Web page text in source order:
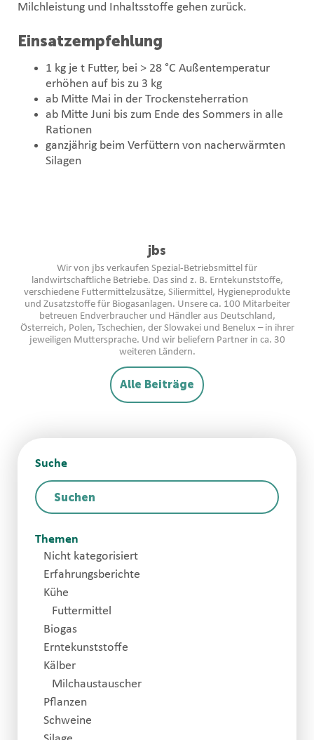
Milchleistung und Inhaltsstoffe gehen zurück.
Einsatzempfehlung
1 kg je t Futter, bei > 28 °C Außentemperatur
erhöhen auf bis zu 3 kg
ab Mitte Mai in der Trockensteherration
ab Mitte Juni bis zum Ende des Sommers in alle
Rationen
ganzjährig beim Verfüttern von nacherwärmten
Silagen
jbs
Wir von jbs verkaufen Spezial-Betriebsmittel für
landwirtschaftliche Betriebe. Das sind z. B. Erntekunststoffe,
verschiedene Futtermittelzusätze, Siliermittel, Hygieneprodukte
und Zusatzstoffe für Biogasanlagen. Unsere ca. 100 Mitarbeiter
betreuen Endverbraucher und Händler aus Deutschland,
Österreich, Polen, Tschechien, der Slowakei und Benelux – in ihrer
jeweiligen Muttersprache. Und wir beliefern Partner in ca. 30
weiteren Ländern.
Alle Beiträge
Suche
Themen
Nicht kategorisiert
Erfahrungsberichte
Kühe
Futtermittel
Biogas
Erntekunststoffe
Kälber
Milchaustauscher
Pflanzen
Schweine